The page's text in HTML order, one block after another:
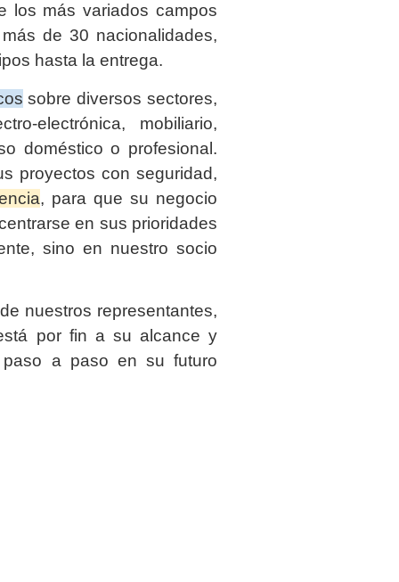
los más variados campos
de 30 nacionalidades,
hasta la entrega.
sobre diversos sectores,
electrónica, mobiliario,
doméstico o profesional.
proyectos con seguridad,
, para que su negocio
en sus prioridades
sino en nuestro socio
nuestros representantes,
por fin a su alcance y
paso a paso en su futuro